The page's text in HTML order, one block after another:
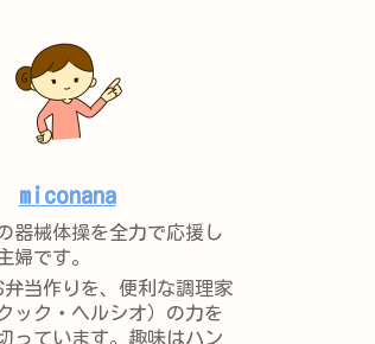
miconana
器械体操を全力で応援し
婦です。
弁当作りを、便利な調理家
ック・ヘルシオ）の力を
っています。趣味はハン